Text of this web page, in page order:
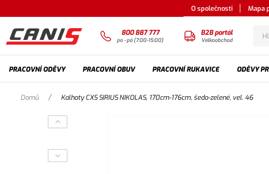
O společnosti Mapa
800 887 777
po - pá (7:00-15:00)
B2B portál
Velkoobchod
PRACOVNÍ ODĚVY PRACOVNÍ OBUV PRACOVNÍ RUKAVICE ODĚVY
Domů / Kalhoty CXS SIRIUS NIKOLAS, 170cm-176cm, šedo-zelené, vel. 46